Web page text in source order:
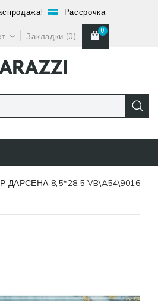
Рассрочка
Закладки (0)
0
ДАРСЕНА 8,5*28,5 VB\A54\9016